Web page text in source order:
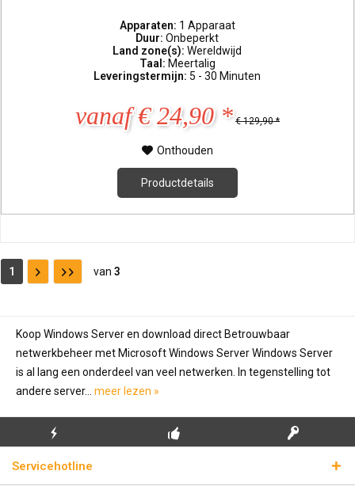
Apparaten: 1 Apparaat
Duur:Onbeperkt
Land zone(s):Wereldwijd
Taal: Meertalig
Leveringstermijn: 5 - 30 Minuten
vanaf € 24,90 * € 129,90 *
Onthouden
Productdetails
1 van 3
Koop Windows Server en download direct Betrouwbaar
netwerkbeheer met Microsoft Windows Server Windows Server
is al lang een onderdeel van veel netwerken. In tegenstelling tot
andere server... meer lezen »
BLIKSEMVERZENDING
LICENTIESLEUTELS
Servicehotline